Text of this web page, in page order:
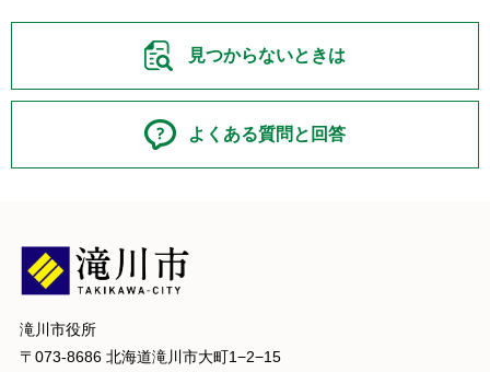
見つからないときは
よくある質問と回答
滝川市役所
〒073-8686 北海道滝川市大町1−2−15